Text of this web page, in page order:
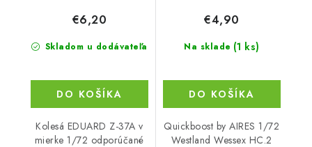
Skladom u dodávateľa
€6,20
DO KOŠÍKA
Kolesá EDUARD Z-37A v
mierke 1/72 odporúčané
Na sklade (1 ks)
€4,90
DO KOŠÍKA
Quickboost by AIRES 1/72
Westland Wessex HC.2